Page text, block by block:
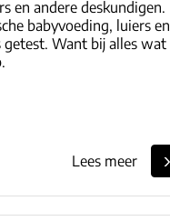
en andere deskundigen.
babyvoeding, luiers en
Want bij alles wat
Lees meer